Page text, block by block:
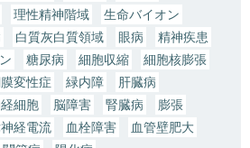
理性精神階域
生命バイオン
白質灰白質領域 眼病
精神疾患
糖尿病 細胞収縮
細胞核膨張
変性症 緑内障
肝臓病
細胞 脳障害 腎臓病
膨張
経電流 血栓障害
血管壁肥大